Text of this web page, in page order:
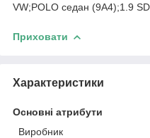
VW;POLO седан (9A4);1.9
Приховати
Характеристики
Основні атрибути
Виробник